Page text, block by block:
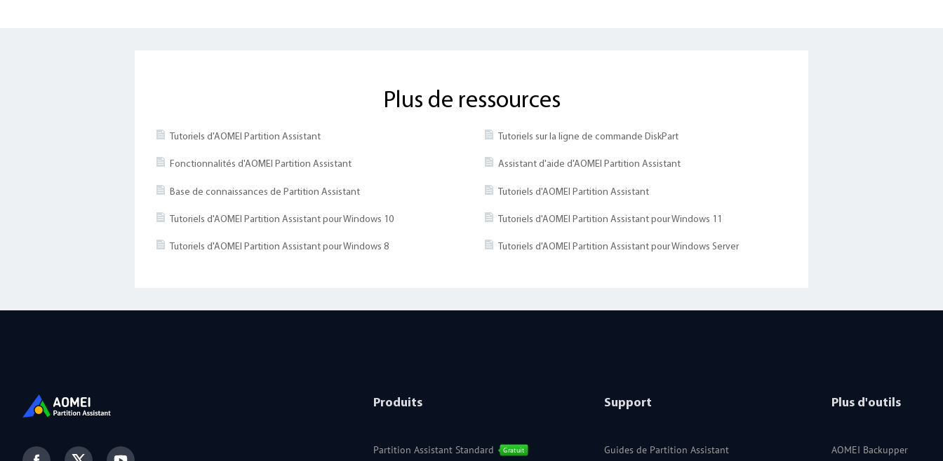
Plus de ressources
Tutoriels d'AOMEI Partition Assistant Tutoriels sur la ligne de commande DiskPart
Fonctionnalités d'AOMEI Partition Assistant Assistant d'aide d'AOMEI Partition Assistant
Base de connaissances de Partition Assistant Tutoriels d'AOMEI Partition Assistant
Tutoriels d'AOMEI Partition Assistant pour Windows 10 Tutoriels d'AOMEI Partition Assistant pour Windows 11
Tutoriels d'AOMEI Partition Assistant pour Windows 8 Tutoriels d'AOMEI Partition Assistant pour Windows Server
Produits
Partition Assistant Standard Gratuit
Support
Guides de Partition Assistant
Plus d'outils
AOMEI Backupper